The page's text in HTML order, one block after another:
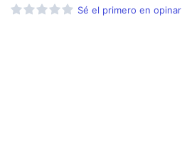
Sé el primero en opinar